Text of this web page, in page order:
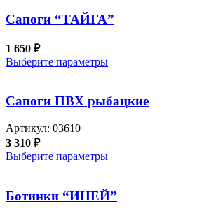
Сапоги “ТАЙГА”
1 650 ₽
Выберите параметры
Сапоги ПВХ рыбацкие
Артикул: 03610
3 310 ₽
Выберите параметры
Ботинки “ИНЕЙ”